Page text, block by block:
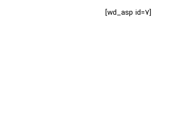
[wd_asp id=7]